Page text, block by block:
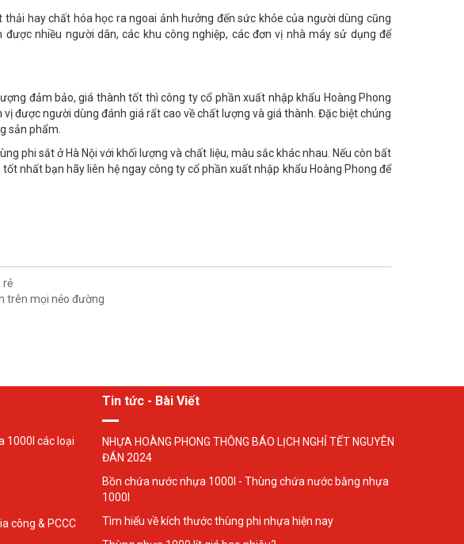
hay chất hóa học ra ngoai ảnh hưởng đến sức khỏe của người dùng cũng
nhiều người dân, các khu công nghiệp, các đơn vị nhà máy sử dụng để
đảm bảo, giá thành tốt thì công ty cổ phần xuất nhập khẩu Hoàng Phong
được người dùng đánh giá rất cao về chất lượng và giá thành. Đặc biệt chúng
sản phẩm.
phi sắt ở Hà Nội với khối lượng và chất liệu, màu sắc khác nhau. Nếu còn bất
nhất bạn hãy liên hệ ngay công ty cổ phần xuất nhập khẩu Hoàng Phong để
rẻ
trên mọi nẻo đường
1000l các loại
công & PCCC
Tin tức - Bài Viết
NHỰA HOÀNG PHONG THÔNG BÁO LỊCH NGHỈ TẾT NGUYÊN
ĐÁN 2024
Bồn chứa nước nhựa 1000l - Thùng chứa nước bằng nhựa
1000l
Tìm hiểu về kích thước thùng phi nhựa hiện nay